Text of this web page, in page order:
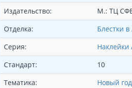
Издательство:
М.: ТЦ
Отделка:
Блестки в
Серия:
Наклейки
Стандарт:
10
Тематика:
Новый год